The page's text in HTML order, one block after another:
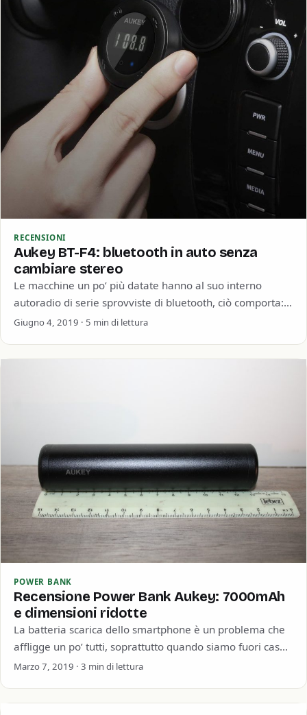
RECENSIONI
Aukey BT-F4: bluetooth in auto senza
cambiare stereo
Le macchine un po’ più datate hanno al suo interno
autoradio di serie sprovviste di bluetooth, ciò comporta:
niente sistema vivavoce per…
Giugno 4, 2019 · 5 min di lettura
POWER BANK
Recensione Power Bank Aukey: 7000mAh
e dimensioni ridotte
La batteria scarica dello smartphone è un problema che
affligge un po’ tutti, soprattutto quando siamo fuori casa.
Per fortuna con i…
Marzo 7, 2019 · 3 min di lettura